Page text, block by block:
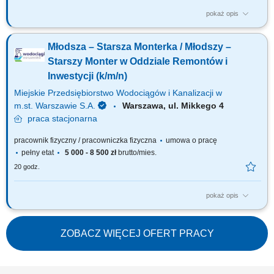
pokaż opis
Jakie będą Twoje obowiązki? rozpoznanie i wygrodzenie
betonowych, chodnikowych, itp. podjęcie działań celem likwidacji
uszkodzenia (likwidacja uszkodzenia) – prace montażowe kontrola
szczelności wykonanego montażu wykonanie...
Młodsza – Starsza Monterka / Młodszy –
Starszy Monter w Oddziale Remontów i
Inwestycji (k/m/n)
Miejskie Przedsiębiorstwo Wodociągów i Kanalizacji w
m.st. Warszawie S.A.
Warszawa, ul. Mikkego 4
praca stacjonarna
pracownik fizyczny / pracowniczka fizyczna
umowa o pracę
pełny etat
5 000 - 8 500 złbrutto/mies.
20 godz.
pokaż opis
Jakie będą Twoje obowiązki? udział w realizacji robót polegających na
bezwykopowej wymianie przewodów wodociągowych metodą krakingu
statycznego; rozpoznanie i wygradzanie (zabezpieczenie) miejsca prac;
demontaż nawierzchni asfaltowych, betonowych, chodnikowych, itp.
podjęcie działań...
ZOBACZ WIĘCEJ OFERT PRACY